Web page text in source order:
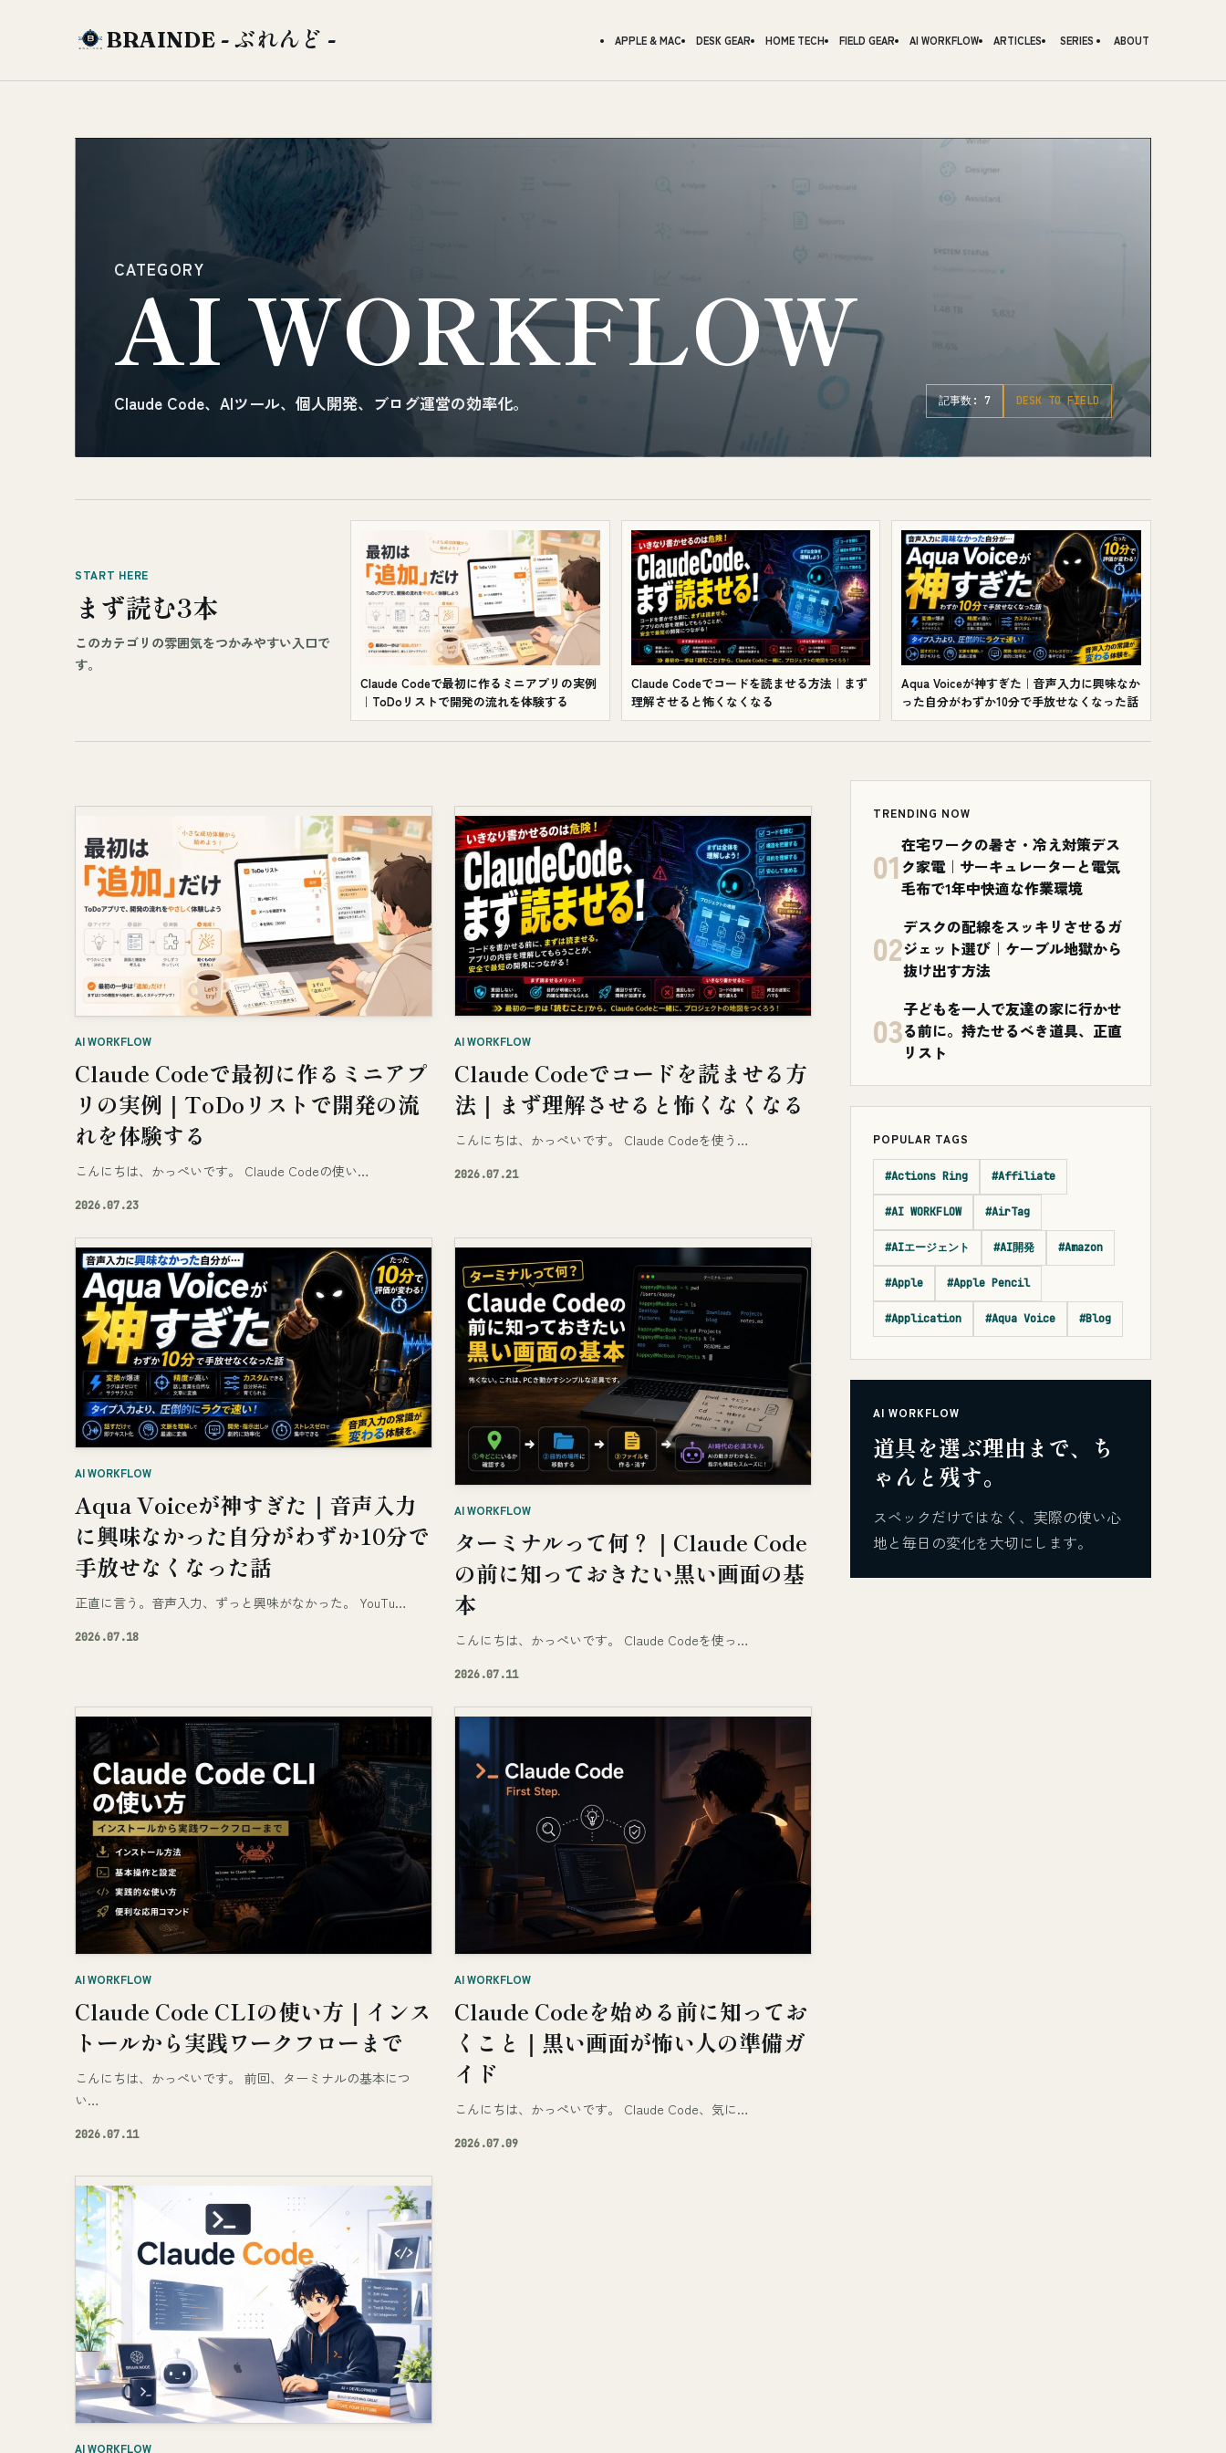
BRAINDE - ぶれんど - APPLE & MAC DESK GEAR HOME TECH FIELD GEAR AI WORKFLOW ARTICLES SERIES ABOUT
CATEGORY
AI WORKFLOW
Claude Code、AIツール、個人開発、ブログ運営の効率化。 記事数: 7 DESK TO FIELD
START HERE
まず読む3本
このカテゴリの雰囲気をつかみやすい入口で
す。
Claude Codeで最初に作るミニアプリの実例
｜ToDoリストで開発の流れを体験する
Claude Codeでコードを読ませる方法｜まず
理解させると怖くなくなる
Aqua Voiceが神すぎた｜音声入力に興味なか
った自分がわずか10分で手放せなくなった話
AI WORKFLOW
Claude Codeで最初に作るミニアプ
リの実例｜ToDoリストで開発の流
れを体験する
こんにちは、かっぺいです。 Claude Codeの使い…
2026.07.23
AI WORKFLOW
Claude Codeでコードを読ませる方
法｜まず理解させると怖くなくなる
こんにちは、かっぺいです。 Claude Codeを使う…
2026.07.21
AI WORKFLOW
Aqua Voiceが神すぎた｜音声入力
に興味なかった自分がわずか10分で
手放せなくなった話
正直に言う。音声入力、ずっと興味がなかった。 YouTu…
2026.07.18
AI WORKFLOW
ターミナルって何？｜Claude Code
の前に知っておきたい黒い画面の基
本
こんにちは、かっぺいです。 Claude Codeを使っ…
2026.07.11
AI WORKFLOW
Claude Code CLIの使い方｜インス
トールから実践ワークフローまで
こんにちは、かっぺいです。 前回、ターミナルの基本につ
い…
2026.07.11
AI WORKFLOW
Claude Codeを始める前に知ってお
くこと｜黒い画面が怖い人の準備ガ
イド
こんにちは、かっぺいです。 Claude Code、気に…
2026.07.09
AI WORKFLOW
TRENDING NOW
01在宅ワークの暑さ・冷え対策デス
ク家電｜サーキュレーターと電気
毛布で1年中快適な作業環境
02デスクの配線をスッキリさせるガ
ジェット選び｜ケーブル地獄から
抜け出す方法
03子どもを一人で友達の家に行かせ
る前に。持たせるべき道具、正直
リスト
POPULAR TAGS
#Actions Ring #Affiliate
#AI WORKFLOW #AirTag
#AIエージェント #AI開発 #Amazon
#Apple #Apple Pencil
#Application #Aqua Voice #Blog
AI WORKFLOW
道具を選ぶ理由まで、ち
ゃんと残す。
スペックだけではなく、実際の使い心
地と毎日の変化を大切にします。